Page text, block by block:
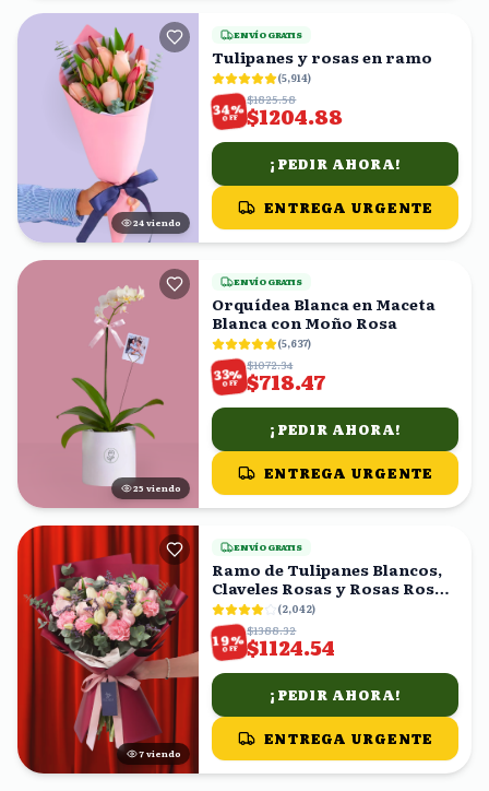
24 viendo
ENVÍO GRATIS
Tulipanes y rosas en ramo
(5,914)
34%
OFF
$1825.58
$1204.88
¡PEDIR AHORA!
ENTREGA URGENTE
24 viendo
ENVÍO GRATIS
Orquídea Blanca en Maceta
Blanca con Moño Rosa
(5,637)
33%
OFF
$1072.34
$718.47
¡PEDIR AHORA!
ENTREGA URGENTE
6 viendo
ENVÍO GRATIS
Ramo de Tulipanes Blancos,
Claveles Rosas y Rosas Rosas
con Eucalipto
(2,042)
19%
OFF
$1388.32
$1124.54
¡PEDIR AHORA!
ENTREGA URGENTE